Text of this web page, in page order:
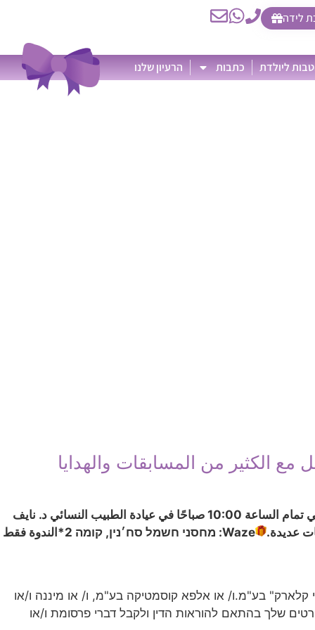
לידה
ליולדת כתבות הרעיון שלנו
الكثير من المسابقات والهدايا
وذلك يوم الثلاثاء 13.7.21 في تمام الساعة 10:00 صباحًا في عيادة الطبيب النسائي د. نايف
عديدة.
Waze: מחסני חשמל סח׳נין, קומה 2 *الندوة فقط
קלארק" בע"מ.ו/ או אלפא קוסמטיקה בע"מ, ו/ או מיננה ו/או
שימוש בפרטים שלך בהתאם להוראות הדין ולקבל דברי פרסומת ו/או